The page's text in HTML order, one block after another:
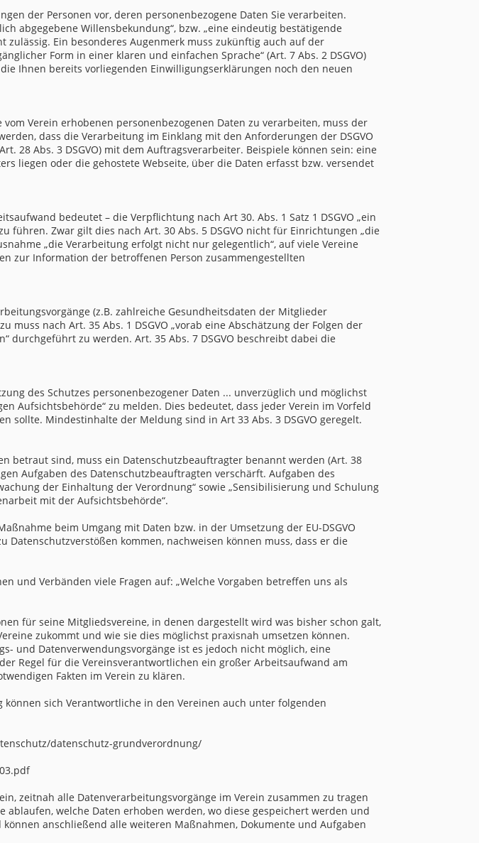
der Personen vor, deren personenbezogene Daten Sie verarbeiten.
abgegebene Willensbekundung“, bzw. „eine eindeutig bestätigende
zulässig. Ein besonderes Augenmerk muss zukünftig auch auf der
Form in einer klaren und einfachen Sprache“ (Art. 7 Abs. 2 DSGVO)
Ihnen bereits vorliegenden Einwilligungserklärungen noch den neuen
Verein erhobenen personenbezogenen Daten zu verarbeiten, muss der
dass die Verarbeitung im Einklang mit den Anforderungen der DSGVO
28 Abs. 3 DSGVO) mit dem Auftragsverarbeiter. Beispiele können sein: eine
liegen oder die gehostete Webseite, über die Daten erfasst bzw. versendet
bedeutet – die Verpflichtung nach Art 30. Abs. 1 Satz 1 DSGVO „ein
Zwar gilt dies nach Art. 30 Abs. 5 DSGVO nicht für Einrichtungen „die
„die Verarbeitung erfolgt nicht nur gelegentlich“, auf viele Vereine
zur Information der betroffenen Person zusammengestellten
(z.B. zahlreiche Gesundheitsdaten der Mitglieder
nach Art. 35 Abs. 1 DSGVO „vorab eine Abschätzung der Folgen der
durchgeführt zu werden. Art. 35 Abs. 7 DSGVO beschreibt dabei die
des Schutzes personenbezogener Daten ... unverzüglich und möglichst
Aufsichtsbehörde“ zu melden. Dies bedeutet, dass jeder Verein im Vorfeld
sollte. Mindestinhalte der Meldung sind in Art 33 Abs. 3 DSGVO geregelt.
betraut sind, muss ein Datenschutzbeauftragter benannt werden (Art. 38
Aufgaben des Datenschutzbeauftragten verschärft. Aufgaben des
der Einhaltung der Verordnung“ sowie „Sensibilisierung und Schulung
mit der Aufsichtsbehörde“.
beim Umgang mit Daten bzw. in der Umsetzung der EU-DSGVO
Datenschutzverstößen kommen, nachweisen können muss, dass er die
und Verbänden viele Fragen auf: „Welche Vorgaben betreffen uns als
für seine Mitgliedsvereine, in denen dargestellt wird was bisher schon galt,
zukommt und wie sie dies möglichst praxisnah umsetzen können.
und Datenverwendungsvorgänge ist es jedoch nicht möglich, eine
Regel für die Vereinsverantwortlichen ein großer Arbeitsaufwand am
Fakten im Verein zu klären.
sich Verantwortliche in den Vereinen auch unter folgenden
datenschutz-grundverordnung/
zeitnah alle Datenverarbeitungsvorgänge im Verein zusammen zu tragen
welche Daten erhoben werden, wo diese gespeichert werden und
anschließend alle weiteren Maßnahmen, Dokumente und Aufgaben